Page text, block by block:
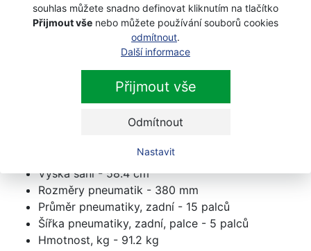
souhlas můžete snadno definovat kliknutím na tlačítko
Přijmout vše nebo můžete používání souborů cookies
odmítnout.
Další informace
Přijmout vše
Odmítnout
Nastavit
Rozměry / Hmotnost
Hrubá hmotnost výrobku, konečná - 116845 g
Čistá hmotnost výrobku, konečná - 91444 g
Průměr šneku, cm - 30.5 cm
Základní stroj, výška, cm - 102.87 cm
Základní stroj, délka, cm - 148.59 cm
Základní stroj, šířka, cm - 60.96 cm
Průměr oběžného kola - 12 palců
Výška sání - 58.4 cm
Rozměry pneumatik - 380 mm
Průměr pneumatiky, zadní - 15 palců
Šířka pneumatiky, zadní, palce - 5 palců
Hmotnost, kg - 91.2 kg